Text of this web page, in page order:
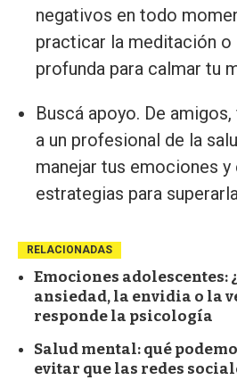
negativos en todo
practicar la meditación o
profunda para calmar tu
Buscá apoyo. De
a un profesional de la
manejar tus emociones y
estrategias para
RELACIONADAS
Emociones adolescentes:
ansiedad, la envidia o la
responde la psicología
Salud mental: qué
evitar que las redes